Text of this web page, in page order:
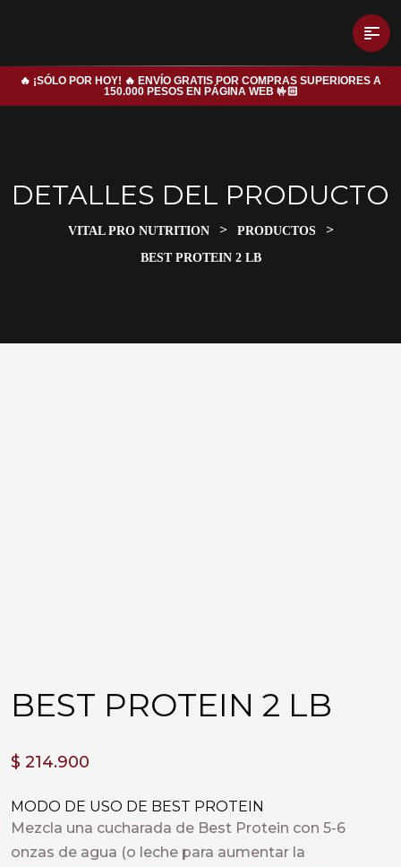
🔥 ¡SÓLO POR HOY! 🔥 ENVÍO GRATIS POR COMPRAS SUPERIORES A
150.000 PESOS EN PÁGINA WEB 🤟🏻
DETALLES DEL PRODUCTO
VITAL PRO NUTRITION > PRODUCTOS >
BEST PROTEIN 2 LB
BEST PROTEIN 2 LB
$ 214.900
MODO DE USO DE BEST PROTEIN
Mezcla una cucharada de Best Protein con 5-6
onzas de agua (o leche para aumentar la